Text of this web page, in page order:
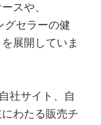
スや、
グセラーの健
展開していま
社サイト、自
わたる販売チ